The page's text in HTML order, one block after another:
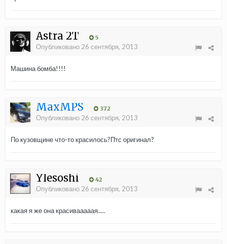
Astra 2T 5
Опубликовано 26 сентября, 2013
Машина бомба!!!!
MaxMPS 372
Опубликовано 26 сентября, 2013
По кузовщине что-то красилось?Птс оригинал?
Ylesoshi 42
Опубликовано 26 сентября, 2013
какая я же она красивааааая.....